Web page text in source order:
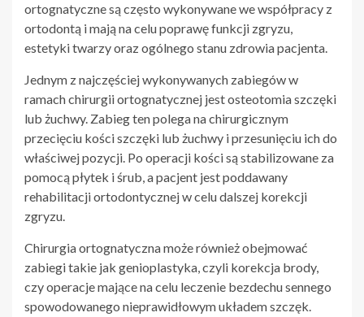
ortognatyczne są często wykonywane we współpracy z
ortodontą i mają na celu poprawę funkcji zgryzu,
estetyki twarzy oraz ogólnego stanu zdrowia pacjenta.
Jednym z najczęściej wykonywanych zabiegów w
ramach chirurgii ortognatycznej jest osteotomia szczęki
lub żuchwy. Zabieg ten polega na chirurgicznym
przecięciu kości szczęki lub żuchwy i przesunięciu ich do
właściwej pozycji. Po operacji kości są stabilizowane za
pomocą płytek i śrub, a pacjent jest poddawany
rehabilitacji ortodontycznej w celu dalszej korekcji
zgryzu.
Chirurgia ortognatyczna może również obejmować
zabiegi takie jak genioplastyka, czyli korekcja brody,
czy operacje mające na celu leczenie bezdechu sennego
spowodowanego nieprawidłowym układem szczęk.